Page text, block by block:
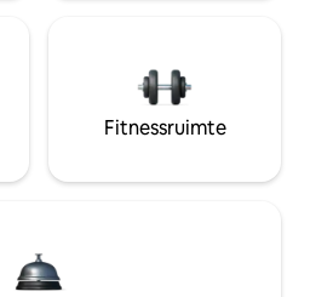
Fitnessruimte